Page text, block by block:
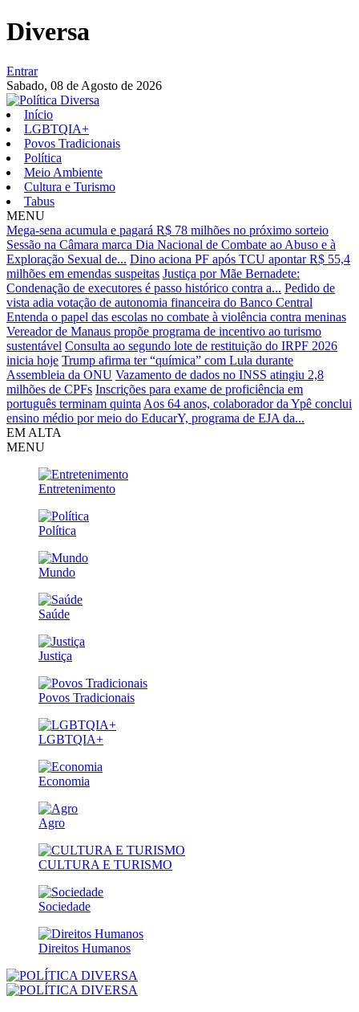
Diversa
Entrar
Sabado, 08 de Agosto de 2026
Início
LGBTQIA+
Povos Tradicionais
Política
Meio Ambiente
Cultura e Turismo
Tabus
MENU
Mega-sena acumula e pagará R$ 78 milhões no próximo sorteio
Sessão na Câmara marca Dia Nacional de Combate ao Abuso e à
Exploração Sexual de... Dino aciona PF após TCU apontar R$ 55,4
milhões em emendas suspeitas Justiça por Mãe Bernadete:
Condenação de executores é passo histórico contra a... Pedido de
vista adia votação de autonomia financeira do Banco Central
Entenda o papel das escolas no combate à violência contra meninas
Vereador de Manaus propõe programa de incentivo ao turismo
sustentável Consulta ao segundo lote de restituição do IRPF 2026
inicia hoje Trump afirma ter “química” com Lula durante
Assembleia da ONU Vazamento de dados no INSS atingiu 2,8
milhões de CPFs Inscrições para exame de proficiência em
português terminam quinta Aos 64 anos, colaborador da Ypê conclui
ensino médio por meio do EducarY, programa de EJA da...
EM ALTA
MENU
Entretenimento
Política
Mundo
Saúde
Justiça
Povos Tradicionais
LGBTQIA+
Economia
Agro
CULTURA E TURISMO
Sociedade
Direitos Humanos